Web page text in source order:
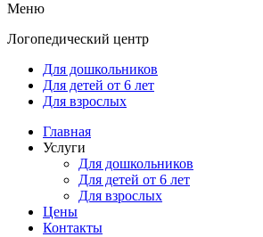
Меню
Логопедический центр
Для дошкольников
Для детей от 6 лет
Для взрослых
Главная
Услуги
Для дошкольников
Для детей от 6 лет
Для взрослых
Цены
Контакты